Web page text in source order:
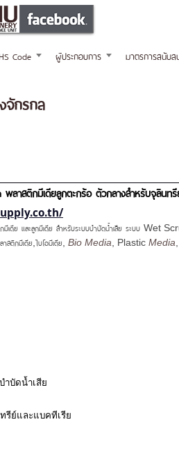
Code ผู้ประกอบการ มาตรการสนับ
จักรกล
พลาสติกมีเดียลูกตะกร้อ ตัวกลางสำหรับจุลินท
มีเดีย และลูกมีเดีย สำหรับระบบบำบัดน้ำเสีย ระบบ Wet
าสติกมีเดีย ไบโอมีเดีย Bio Media , Plastic Media
ำบัดน้ำเสีย
รีย์และแบคทีเรีย